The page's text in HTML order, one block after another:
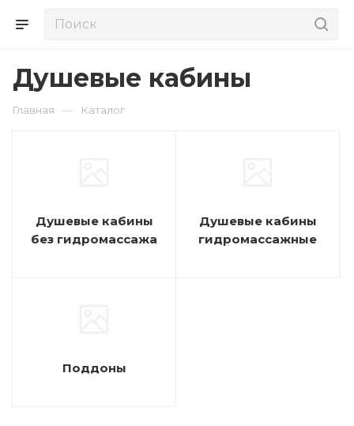
Душевые кабины
Главная — Каталог
Душевые кабины
без гидромассажа
Душевые кабины
гидромассажные
Поддоны